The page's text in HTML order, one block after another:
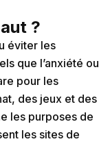
?
éviter les
que l’anxiété ou
pour les
des jeux et des
les purposes de
les sites de